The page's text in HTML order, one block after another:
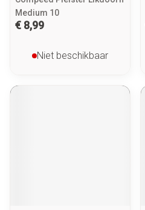
Medium 10
€ 8,99
Niet beschikbaar